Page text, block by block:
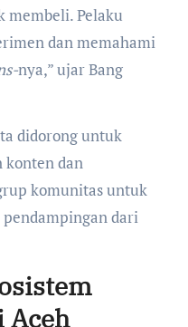
membeli. Pelaku
dan memahami
nya,” ujar Bang
didorong untuk
dan
komunitas untuk
dari
Aceh